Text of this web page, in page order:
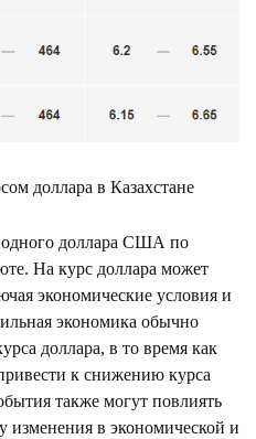
доллара в Казахстане
доллара США по
На курс доллара может
экономические условия и
экономика обычно
доллара, в то время как
к снижению курса
также могут повлиять
изменения в экономической и